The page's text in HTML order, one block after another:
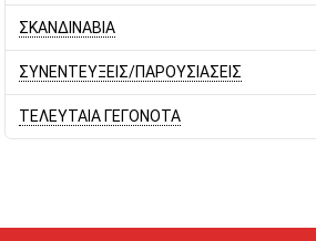
ΣΚΑΝΔΙΝΑΒΙΑ
ΣΥΝΕΝΤΕΥΞΕΙΣ/ΠΑΡΟΥΣΙΑΣΕΙΣ
ΤΕΛΕΥΤΑΙΑ ΓΕΓΟΝΟΤΑ